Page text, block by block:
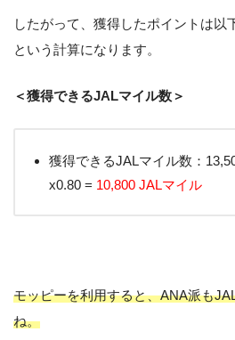
したがって、獲得したポイントは以
という計算になります。
＜獲得できるJALマイル数＞
獲得できるJALマイル数：
x0.80 = 10,800 JALマイル
モッピーを利用すると、ANA派も
ね。